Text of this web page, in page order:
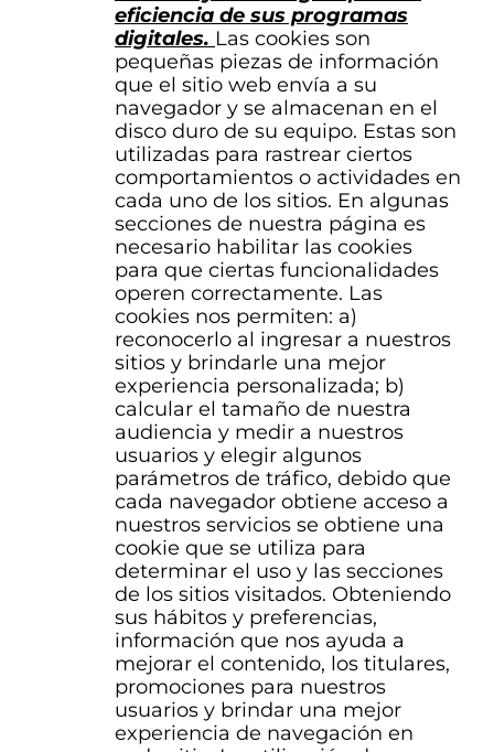
eficiencia de sus programas
digitales. Las cookies son
pequeñas piezas de información
que el sitio web envía a su
navegador y se almacenan en el
disco duro de su equipo. Estas son
utilizadas para rastrear ciertos
comportamientos o actividades en
cada uno de los sitios. En algunas
secciones de nuestra página es
necesario habilitar las cookies
para que ciertas funcionalidades
operen correctamente. Las
cookies nos permiten: a)
reconocerlo al ingresar a nuestros
sitios y brindarle una mejor
experiencia personalizada; b)
calcular el tamaño de nuestra
audiencia y medir a nuestros
usuarios y elegir algunos
parámetros de tráfico, debido que
cada navegador obtiene acceso a
nuestros servicios se obtiene una
cookie que se utiliza para
determinar el uso y las secciones
de los sitios visitados. Obteniendo
sus hábitos y preferencias,
información que nos ayuda a
mejorar el contenido, los titulares,
promociones para nuestros
usuarios y brindar una mejor
experiencia de navegación en